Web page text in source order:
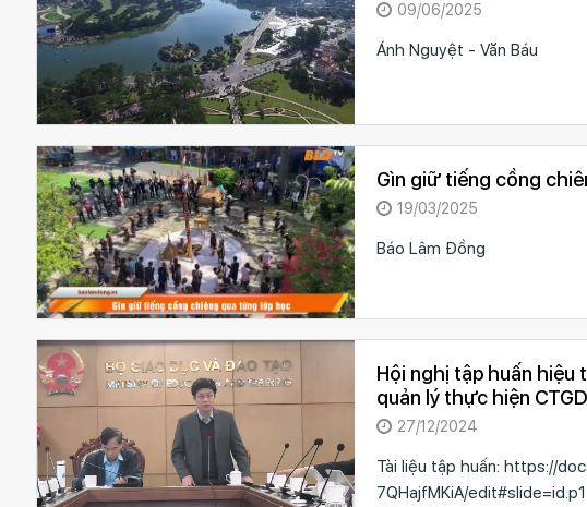
09/06/2025
Ánh Nguyệt - Văn Báu
Gìn giữ tiếng cồng
19/03/2025
Báo Lâm Đồng
Hội nghị tập huấn
quản lý thực hiện
27/12/2024
Tài liệu tập huấn: https://
7QHajfMKiA/